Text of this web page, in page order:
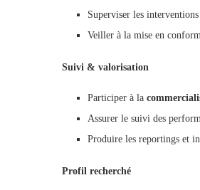
Superviser les
Veiller à la mise en
Suivi & valorisation
Participer à la
Assurer le suivi des
Produire les reportings et
Profil recherché